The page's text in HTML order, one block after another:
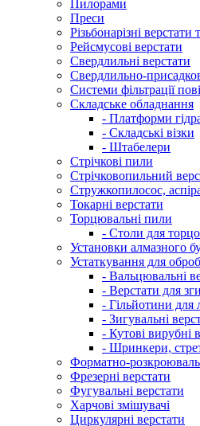
Пилорами
Преси
Різьбонарізні верстати
Рейсмусові верстати
Свердлильні верстати
Свердлильно-
Системи фільтрації
Складське обладнання
- Платформи
- Складські візки
- Штабелери
Стрічкові пили
Стрічковопильний
Стружкопилосос,
Токарні верстати
Торцювальні пили
- Столи для
Установки алмазного
Устаткування для
- Вальцювальні
- Верстати для
- Гільйотини для
- Зигувальні
- Кутові вирубні
- Шринкери,
Форматно-
Фрезерні верстати
Фугувальні верстати
Харчові змішувачі
Циркулярні верстати